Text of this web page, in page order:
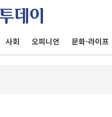
사회 오피니언 문화·라이프